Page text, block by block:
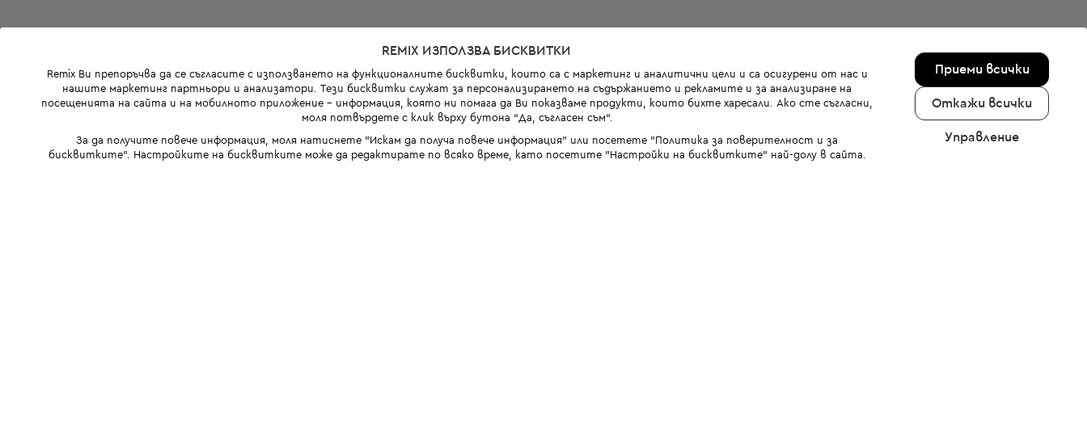
REMIX ИЗПОЛЗВА БИСКВИТКИ
Remix Ви препоръчва да се съгласите с използването на функционалните бисквитки, които са с маркетинг и аналитични цели и са осигурени от нас и
нашите маркетинг партньори и анализатори. Тези бисквитки служат за персонализирането на съдържанието и рекламите и за анализиране на
посещенията на сайта и на мобилното приложение - информация, която ни помага да Ви показваме продукти, които бихте харесали. Ако сте съгласни,
моля потвърдете с клик върху бутона “Да, съгласен съм“.
За да получите повече информация, моля натиснете "Искам да получа повече информация" или посетете "Политика за поверителност и за
бисквитките". Настройките на бисквитките може да редактирате по всяко време, като посетите "Настройки на бисквитките" най-долу в сайта.
Приеми всички
Откажи всички
Управление